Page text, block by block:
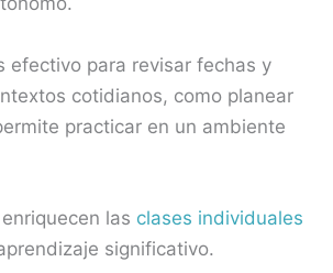
efectivo para revisar fechas y
cotidianos, como planear
practicar en un ambiente
las clases individuales
significativo.